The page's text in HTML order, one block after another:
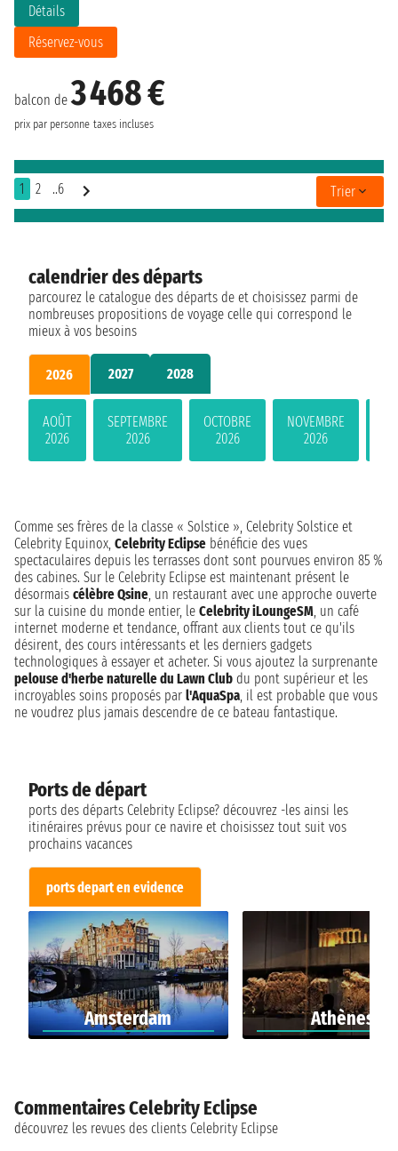
balcon de3 468 €
prix par personne taxes incluses
Détails
Réservez-vous
1 2 ..6 Trier
calendrier des départs
parcourez le catalogue des départs de et choisissez parmi de
nombreuses propositions de voyage celle qui correspond le
mieux à vos besoins
2026 2027 2028
AOÛT
2026
SEPTEMBRE
2026
OCTOBRE
2026
NOVEMBRE
2026
Ports de départ
ports des départs Celebrity Eclipse? découvrez -les ainsi les
itinéraires prévus pour ce navire et choisissez tout suit vos
prochains vacances
ports depart en evidence
Amsterdam Athènes
Comme ses frères de la classe « Solstice », Celebrity Solstice et
Celebrity Equinox, Celebrity Eclipse bénéficie des vues
spectaculaires depuis les terrasses dont sont pourvues environ 85 %
des cabines. Sur le Celebrity Eclipse est maintenant présent le
désormais célèbre Qsine, un restaurant avec une approche ouverte
sur la cuisine du monde entier, le Celebrity iLoungeSM, un café
internet moderne et tendance, offrant aux clients tout ce qu'ils
désirent, des cours intéressants et les derniers gadgets
technologiques à essayer et acheter. Si vous ajoutez la surprenante
pelouse d'herbe naturelle du Lawn Club du pont supérieur et les
incroyables soins proposés par l'AquaSpa, il est probable que vous
ne voudrez plus jamais descendre de ce bateau fantastique.
Commentaires Celebrity Eclipse
découvrez les revues des clients Celebrity Eclipse